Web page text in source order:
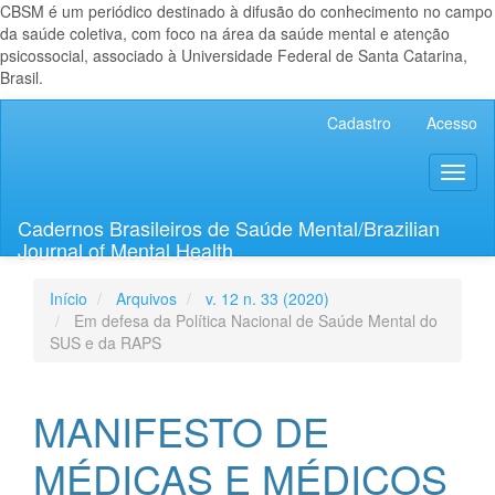
CBSM é um periódico destinado à difusão do conhecimento no campo
da saúde coletiva, com foco na área da saúde mental e atenção
psicossocial, associado à Universidade Federal de Santa Catarina,
Brasil.
Lateral
Cadastro Acesso
Cadernos Brasileiros de Saúde Mental/Brazilian
Journal of Mental Health
Início Arquivos
v. 12 n. 33 (2020)
Em defesa da Política Nacional de Saúde Mental do
SUS e da RAPS
MANIFESTO DE
MÉDICAS E MÉDICOS